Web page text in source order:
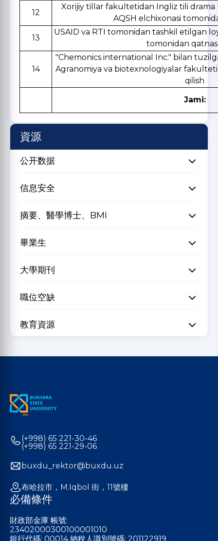
12
Xorijiy tillar fakultetidan Ingliz tili drama
AQSH elchixonasi
13
USAID va RTI tomonidan tashkil etilgan
tomonidan
14
"Chemonics international Inc." bilan
Agranomiya va biotexnologiyalar
qilish
Jami:
資源
公开数据
信息安全
摘要、醫學博士、BMI
畢業生
大學期刊
職位空缺
教育資源
(+998) 65 221-30-46
(+998) 65 221-29-06
buxdu_rektor@buxdu.uz
布哈拉市，M.Iqbol 街，11號樓
必備條件
財政部金庫 帳號:
23402000300100001010
銀行代碼: 00014 納稅人識別號碼: 201122919